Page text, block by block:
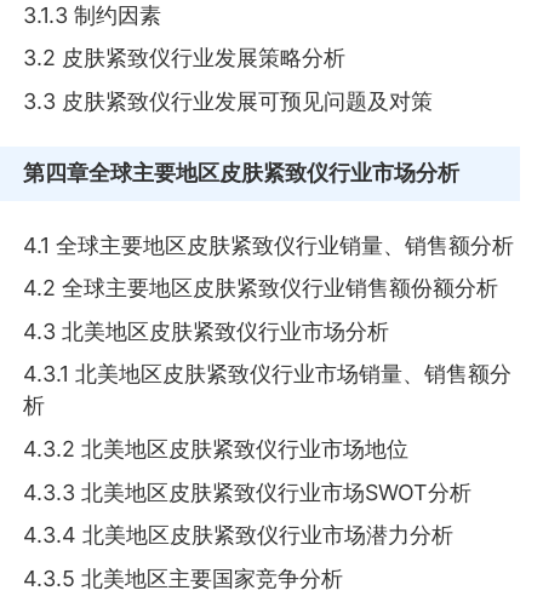
3.1.3 制约因素
3.2 皮肤紧致仪行业发展策略分析
3.3 皮肤紧致仪行业发展可预见问题及对策
第四章全球主要地区皮肤紧致仪行业市场分析
4.1 全球主要地区皮肤紧致仪行业销量、销售额分析
4.2 全球主要地区皮肤紧致仪行业销售额份额分析
4.3 北美地区皮肤紧致仪行业市场分析
4.3.1 北美地区皮肤紧致仪行业市场销量、销售额分
析
4.3.2 北美地区皮肤紧致仪行业市场地位
4.3.3 北美地区皮肤紧致仪行业市场SWOT分析
4.3.4 北美地区皮肤紧致仪行业市场潜力分析
4.3.5 北美地区主要国家竞争分析